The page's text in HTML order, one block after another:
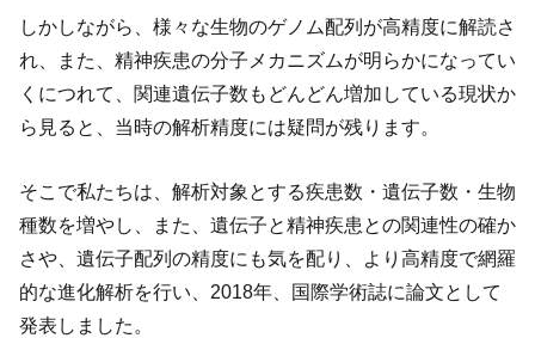
しかしながら、様々な生物のゲノム配列が高精度に解読さ
れ、また、精神疾患の分子メカニズムが明らかになってい
くにつれて、関連遺伝子数もどんどん増加している現状か
ら見ると、当時の解析精度には疑問が残ります。
そこで私たちは、解析対象とする疾患数・遺伝子数・生物
種数を増やし、また、遺伝子と精神疾患との関連性の確か
さや、遺伝子配列の精度にも気を配り、より高精度で網羅
的な進化解析を行い、2018年、国際学術誌に論文として
発表しました。